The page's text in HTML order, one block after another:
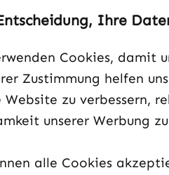
Staubfilter, Grafikkarte vertikal
Ihre
Cookies, damit
Zustimmung helfen
Website zu verbessern,
unserer Werbung
alle Cookies